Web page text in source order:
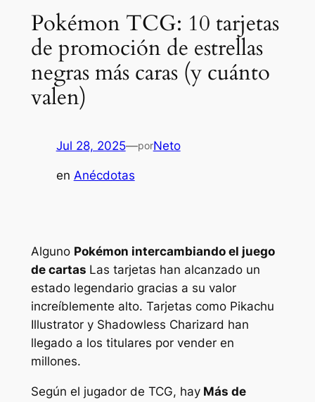
Pokémon TCG: 10 tarjetas
de promoción de estrellas
negras más caras (y cuánto
valen)
Jul 28, 2025—porNeto
en Anécdotas
Alguno Pokémon intercambiando el juego
de cartas Las tarjetas han alcanzado un
estado legendario gracias a su valor
increíblemente alto. Tarjetas como Pikachu
Illustrator y Shadowless Charizard han
llegado a los titulares por vender en
millones.
Según el jugador de TCG, hayMás de